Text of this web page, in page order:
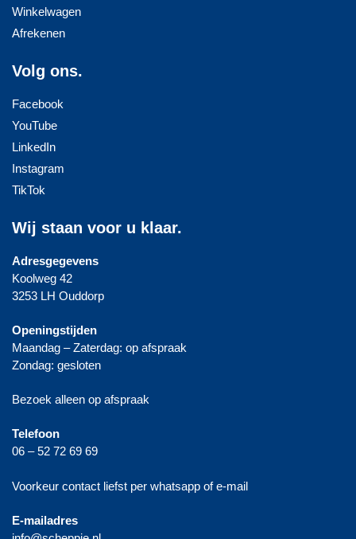
Winkelwagen
Afrekenen
Volg ons.
Facebook
YouTube
LinkedIn
Instagram
TikTok
Wij staan voor u klaar.
Adresgegevens
Koolweg 42
3253 LH Ouddorp
Openingstijden
Maandag – Zaterdag: op afspraak
Zondag: gesloten
Bezoek alleen op afspraak
Telefoon
06 – 52 72 69 69
Voorkeur contact liefst per whatsapp of e-mail
E-mailadres